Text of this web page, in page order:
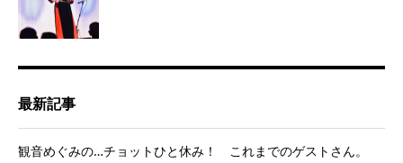
最新記事
観音めぐみの…チョットひと休み！ これまでのゲストさん。